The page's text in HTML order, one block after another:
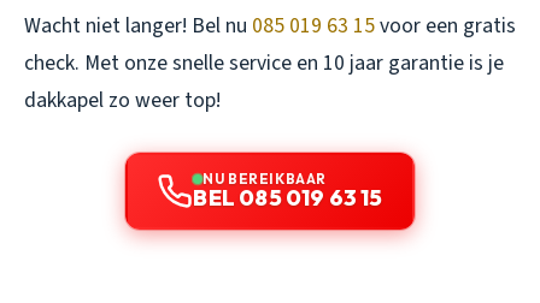
Wacht niet langer! Bel nu 085 019 63 15voor een gratis
check. Met onze snelle service en 10 jaar garantie is je
dakkapel zo weer top!
NU BEREIKBAAR
BEL 085 019 63 15